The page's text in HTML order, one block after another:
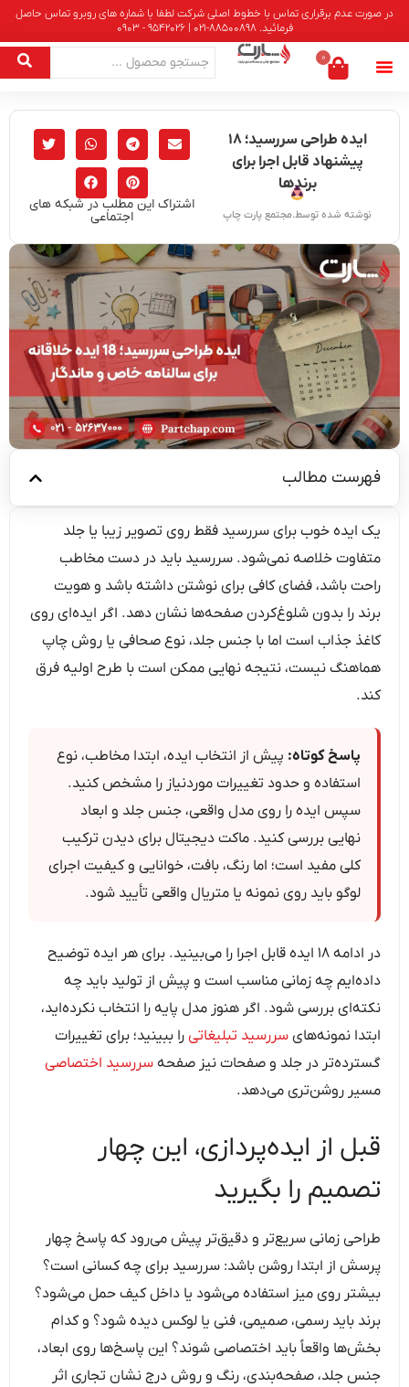
در صورت عدم برقراری تماس با خطوط اصلی شرکت لطفا با شماره های روبرو تماس حاصل
فرمائید. 88500898-021 | 9542026 - 0903
0
ایده طراحی سررسید؛ ۱۸
پیشنهاد قابل اجرا برای
برندها
نوشته شده توسط.مجتمع پارت چاپ
اشتراک این مطلب در شبکه های
اجتماعی
فهرست مطالب
یک ایده خوب برای سررسید فقط روی تصویر زیبا یا جلد
متفاوت خلاصه نمی‌شود. سررسید باید در دست مخاطب
راحت باشد، فضای کافی برای نوشتن داشته باشد و هویت
برند را بدون شلوغ‌کردن صفحه‌ها نشان دهد. اگر ایده‌ای روی
کاغذ جذاب است اما با جنس جلد، نوع صحافی یا روش چاپ
هماهنگ نیست، نتیجه نهایی ممکن است با طرح اولیه فرق
کند.
پاسخ کوتاه: پیش از انتخاب ایده، ابتدا مخاطب، نوع
استفاده و حدود تغییرات موردنیاز را مشخص کنید.
سپس ایده را روی مدل واقعی، جنس جلد و ابعاد
نهایی بررسی کنید. ماکت دیجیتال برای دیدن ترکیب
کلی مفید است؛ اما رنگ، بافت، خوانایی و کیفیت اجرای
لوگو باید روی نمونه یا متریال واقعی تأیید شود.
در ادامه ۱۸ ایده قابل اجرا را می‌بینید. برای هر ایده توضیح
داده‌ایم چه زمانی مناسب است و پیش از تولید باید چه
نکته‌ای بررسی شود. اگر هنوز مدل پایه را انتخاب نکرده‌اید،
ابتدا نمونه‌های سررسید تبلیغاتی را ببینید؛ برای تغییرات
گسترده‌تر در جلد و صفحات نیز صفحه سررسید اختصاصی
مسیر روشن‌تری می‌دهد.
قبل از ایده‌پردازی، این چهار
تصمیم را بگیرید
طراحی زمانی سریع‌تر و دقیق‌تر پیش می‌رود که پاسخ چهار
پرسش از ابتدا روشن باشد: سررسید برای چه کسانی است؟
بیشتر روی میز استفاده می‌شود یا داخل کیف حمل می‌شود؟
برند باید رسمی، صمیمی، فنی یا لوکس دیده شود؟ و کدام
بخش‌ها واقعاً باید اختصاصی شوند؟ این پاسخ‌ها روی ابعاد،
جنس جلد، صفحه‌بندی، رنگ و روش درج نشان تجاری اثر